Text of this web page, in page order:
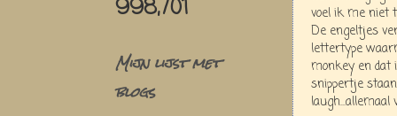
voel ik me niet
De engeltjes
lettertype
monkey en dat
snippertje
laugh...allemaal
998,701
Mijn lijst met
blogs